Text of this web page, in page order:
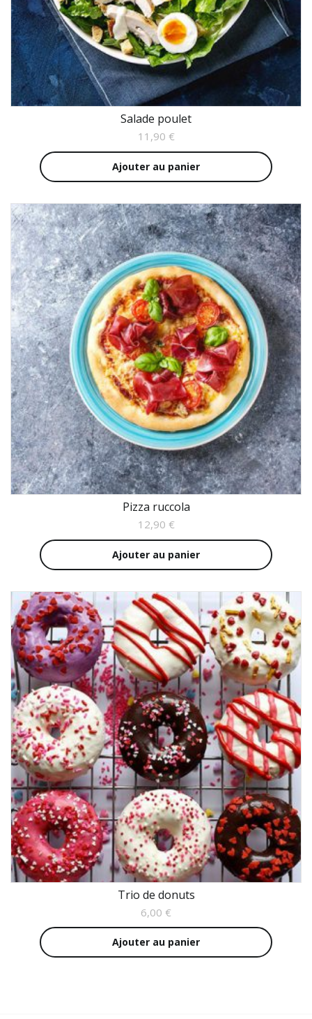
Salade poulet
11,90 €
Ajouter au panier
Pizza ruccola
12,90 €
Ajouter au panier
Trio de donuts
6,00 €
Ajouter au panier